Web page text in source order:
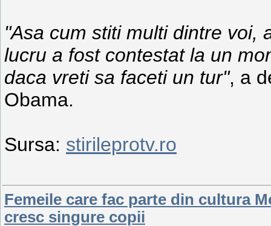
"Asa cum stiti multi dintre voi,
lucru a fost contestat la un
daca vreti sa faceti un tur", a
Obama.
Sursa: stirileprotv.ro
Femeile care fac parte din cultura
cresc singure copii